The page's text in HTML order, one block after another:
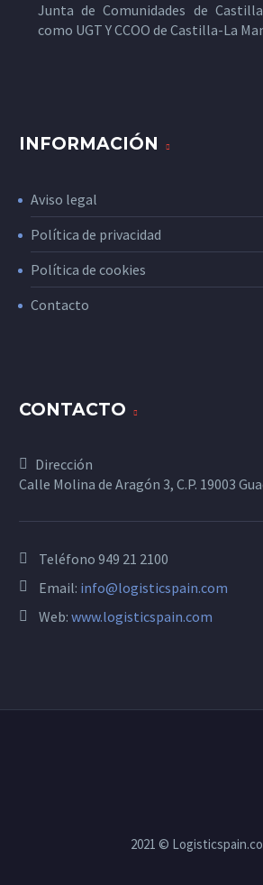
Junta de Comunidades de
como UGT Y CCOO de Castilla-La
INFORMACIÓN
Aviso legal
Política de privacidad
Política de cookies
Contacto
CONTACTO
Dirección
Calle Molina de Aragón 3, C.P. 19003
Teléfono 949 21 2100
Email: info@logisticspain.com
Web: www.logisticspain.com
2021 ©